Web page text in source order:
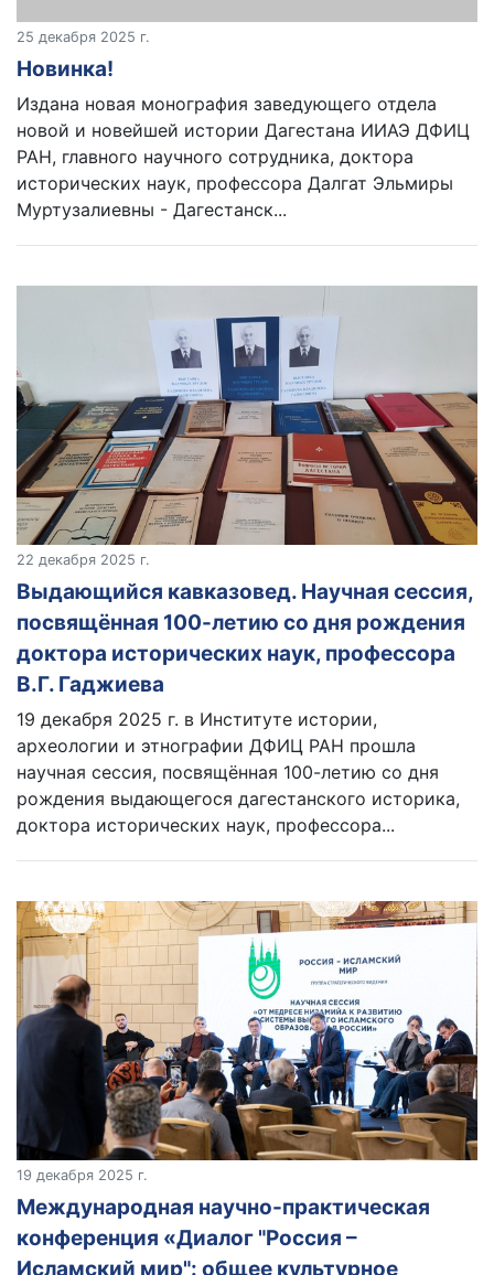
25 декабря 2025 г.
Новинка!
Издана новая монография заведующего отдела
новой и новейшей истории Дагестана ИИАЭ ДФИЦ
РАН, главного научного сотрудника, доктора
исторических наук, профессора Далгат Эльмиры
Муртузалиевны - Дагестанск...
22 декабря 2025 г.
Выдающийся кавказовед. Научная сессия,
посвящённая 100-летию со дня рождения
доктора исторических наук, профессора
В.Г. Гаджиева
19 декабря 2025 г. в Институте истории,
археологии и этнографии ДФИЦ РАН прошла
научная сессия, посвящённая 100-летию со дня
рождения выдающегося дагестанского историка,
доктора исторических наук, профессора...
19 декабря 2025 г.
Международная научно-практическая
конференция «Диалог "Россия –
Исламский мир": общее культурное